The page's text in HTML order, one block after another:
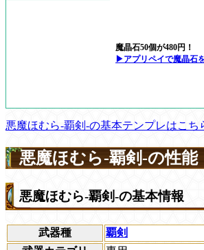
魔晶石50個が480円！
▶アプリペイで魔晶石
悪魔ほむら-覇剣-の基本テンプレはこち
悪魔ほむら-覇剣-の性能
悪魔ほむら-覇剣-の基本情報
武器種
覇剣